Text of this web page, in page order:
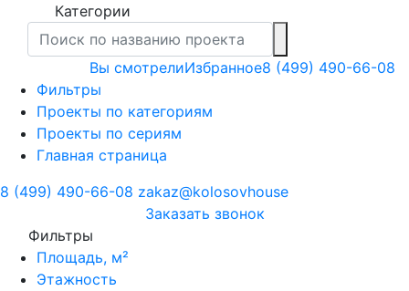
Категории
Вы смотрелиИзбранное8 (499) 490-66-08
Фильтры
Проекты по категориям
Проекты по сериям
Главная страница
8 (499) 490-66-08 zakaz@kolosovhouse
3аказать звонок
Фильтры
Площадь, м²
Этажность